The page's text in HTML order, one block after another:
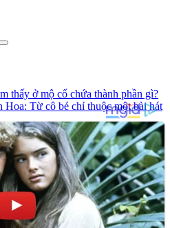
thấy ở mộ cổ chứa thành phần gì?
Hoa: Từ cô bé chỉ thuộc một bài hát
lũ dữ dội cuốn trôi khi cây cầu bị
bí ẩn trong lịch sử
Bạn Chưa Biết!